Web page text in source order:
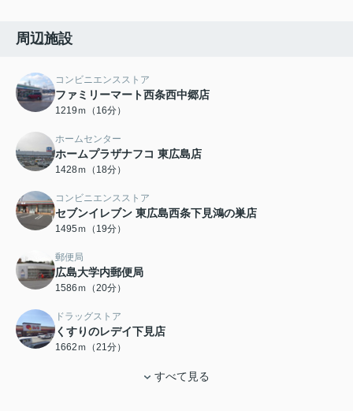
周辺施設
コンビニエンスストア
ファミリーマート西条西中郷店
1219ｍ（16分）
ホームセンター
ホームプラザナフコ 東広島店
1428ｍ（18分）
コンビニエンスストア
セブンイレブン 東広島西条下見鴻の巣店
1495ｍ（19分）
郵便局
広島大学内郵便局
1586ｍ（20分）
ドラッグストア
くすりのレデイ下見店
1662ｍ（21分）
すべて見る